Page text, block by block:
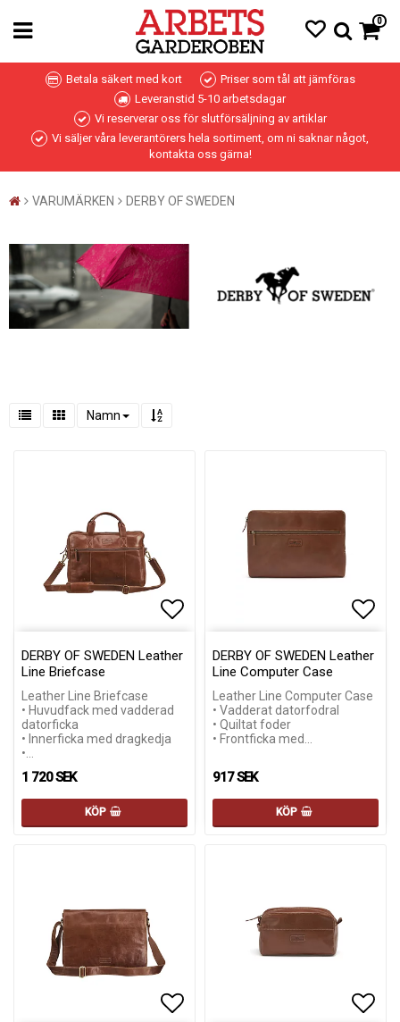
0
Betala säkert med kort
Priser som tål att jämföras
Leveranstid 5-10 arbetsdagar
Vi reserverar oss för slutförsäljning av artiklar
Vi säljer våra leverantörers hela sortiment, om ni saknar något,
kontakta oss gärna!
VARUMÄRKEN DERBY OF SWEDEN
Namn
Lägg till i favoritlistan
Lägg till i favoritlistan
DERBY OF SWEDEN Leather
Line Briefcase
Leather Line Briefcase
• Huvudfack med vadderad
datorficka
• Innerficka med dragkedja
•…
1 720 SEK
KÖP
DERBY OF SWEDEN Leather
Line Computer Case
Leather Line Computer Case
• Vadderat datorfodral
• Quiltat foder
• Frontficka med…
917 SEK
KÖP